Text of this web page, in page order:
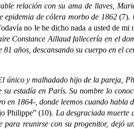
relación con su ama de llaves,
epidemia de cólera morbo de 1862(7).
no le he dicho nada a usted de mi
Constance Aillaud fallecería en el
81 años, descansando su cuerpo en el
y malhadado hijo de la pareja,
su estadía en París. Su nombre lo
en 1864-, donde leemos cuando habla
Philippe” (10). La desgraciada muerte
para reunirse con su progenitor, dejó